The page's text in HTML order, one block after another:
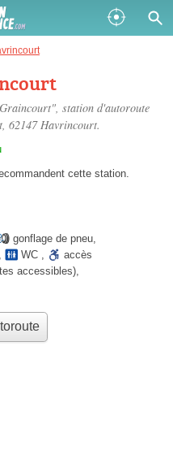
station d'autoroute
, 62147 Havrincourt.
cette station.
gonflage de pneu,
, WC ,
accès
accessibles),
Épuisé